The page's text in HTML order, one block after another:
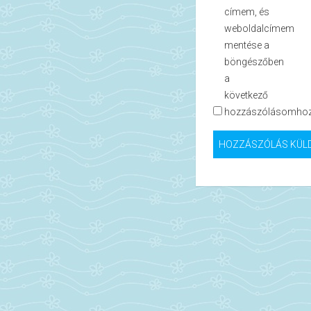
címem, és
weboldalcímem
mentése a
böngészőben
a
következő